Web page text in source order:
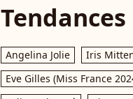
Tendances
Angelina Jolie Iris
Eve Gilles (Miss France